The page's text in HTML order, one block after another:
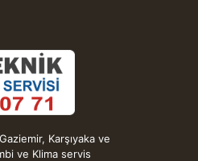
Karşıyaka ve
ve Klima servis